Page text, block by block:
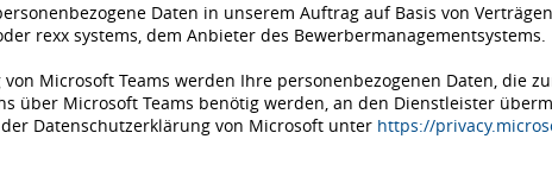
Daten in unserem Auftrag auf Basis von
rexx systems, dem Anbieter des Bewerbermanagementsystems.
Microsoft Teams werden Ihre personenbezogenen Daten, die
über Microsoft Teams benötig werden, an den Dienstleister
Datenschutzerklärung von Microsoft unter https://